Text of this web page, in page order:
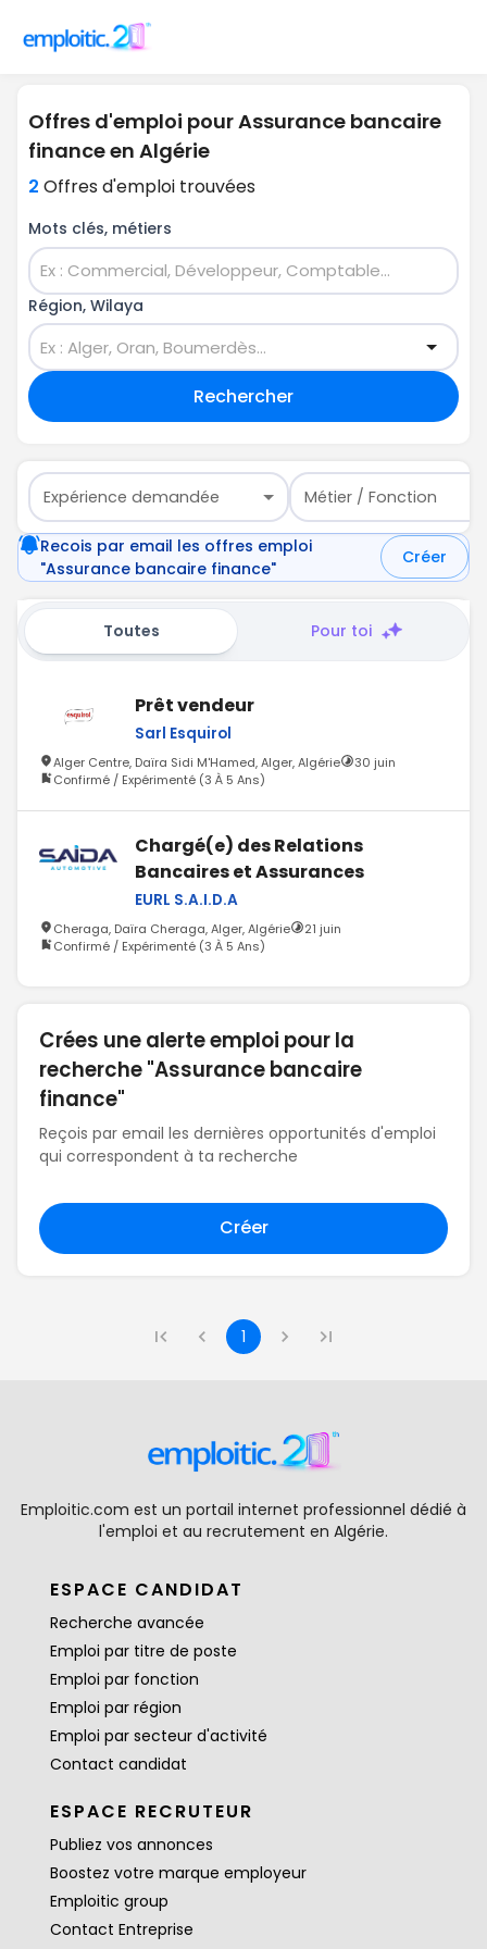
Offres d'emploi pour Assurance bancaire
finance en Algérie
2 Offres d'emploi trouvées
Mots clés, métiers
Région, Wilaya
Rechercher
Expérience demandée Métier / Fonction
Recois par email les offres emploi
"Assurance bancaire finance"
Créer
Toutes Pour toi
Prêt vendeur
Sarl Esquirol
Alger Centre, Daïra Sidi M'Hamed, Alger, Algérie
30 juin
Confirmé / Expérimenté (3 À 5 Ans)
Chargé(e) des Relations
Bancaires et Assurances
EURL S.A.I.D.A
Cheraga, Daïra Cheraga, Alger, Algérie
21 juin
Confirmé / Expérimenté (3 À 5 Ans)
Crées une alerte emploi pour la
recherche "Assurance bancaire
finance"
Reçois par email les dernières opportunités d'emploi
qui correspondent à ta recherche
Créer
1
Emploitic.com est un portail internet professionnel dédié à
l'emploi et au recrutement en Algérie.
ESPACE CANDIDAT
Recherche avancée
Emploi par titre de poste
Emploi par fonction
Emploi par région
Emploi par secteur d'activité
Contact candidat
ESPACE RECRUTEUR
Publiez vos annonces
Boostez votre marque employeur
Emploitic group
Contact Entreprise